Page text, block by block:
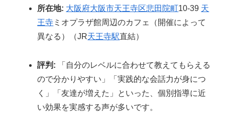
所在地: 大阪府大阪市天王寺区悲田院町10-39 天
王寺 ミオプラザ館周辺のカフェ（開催によって
異なる）（JR天王寺駅直結）
評判: 「自分のレベルに合わせて教えてもらえる
ので分かりやすい」「実践的な会話力が身につ
く」「友達が増えた」といった、個別指導に近
い効果を実感する声が多いです。